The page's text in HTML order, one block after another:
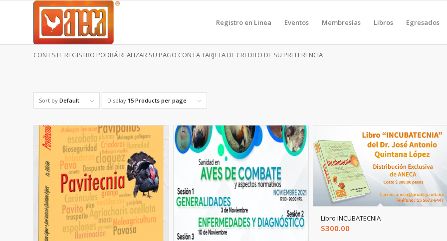
Registro en Linea Eventos Membresías Libros Egresados
CON ESTE REGISTRO PODRÁ REALIZAR SU PAGO CON LA TARJETA DE CREDITO DE SU PREFERENCIA
Sort by Default Display 15 Products per page
Libro INCUBATECNIA
$300.00